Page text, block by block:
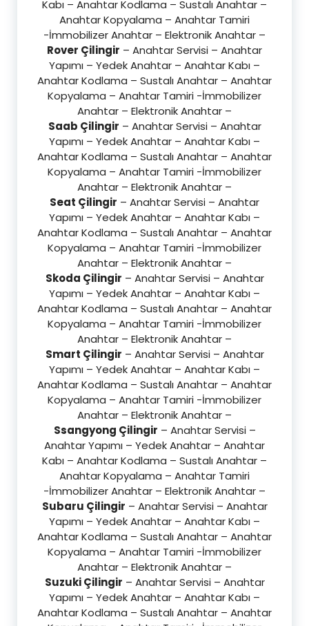
Kabı – Anahtar Kodlama – Sustalı Anahtar –
Anahtar Kopyalama – Anahtar Tamiri
-İmmobilizer Anahtar – Elektronik Anahtar –
Rover Çilingir – Anahtar Servisi – Anahtar
Yapımı – Yedek Anahtar – Anahtar Kabı –
Anahtar Kodlama – Sustalı Anahtar – Anahtar
Kopyalama – Anahtar Tamiri -İmmobilizer
Anahtar – Elektronik Anahtar –
Saab Çilingir – Anahtar Servisi – Anahtar
Yapımı – Yedek Anahtar – Anahtar Kabı –
Anahtar Kodlama – Sustalı Anahtar – Anahtar
Kopyalama – Anahtar Tamiri -İmmobilizer
Anahtar – Elektronik Anahtar –
Seat Çilingir – Anahtar Servisi – Anahtar
Yapımı – Yedek Anahtar – Anahtar Kabı –
Anahtar Kodlama – Sustalı Anahtar – Anahtar
Kopyalama – Anahtar Tamiri -İmmobilizer
Anahtar – Elektronik Anahtar –
Skoda Çilingir – Anahtar Servisi – Anahtar
Yapımı – Yedek Anahtar – Anahtar Kabı –
Anahtar Kodlama – Sustalı Anahtar – Anahtar
Kopyalama – Anahtar Tamiri -İmmobilizer
Anahtar – Elektronik Anahtar –
Smart Çilingir – Anahtar Servisi – Anahtar
Yapımı – Yedek Anahtar – Anahtar Kabı –
Anahtar Kodlama – Sustalı Anahtar – Anahtar
Kopyalama – Anahtar Tamiri -İmmobilizer
Anahtar – Elektronik Anahtar –
Ssangyong Çilingir – Anahtar Servisi –
Anahtar Yapımı – Yedek Anahtar – Anahtar
Kabı – Anahtar Kodlama – Sustalı Anahtar –
Anahtar Kopyalama – Anahtar Tamiri
-İmmobilizer Anahtar – Elektronik Anahtar –
Subaru Çilingir – Anahtar Servisi – Anahtar
Yapımı – Yedek Anahtar – Anahtar Kabı –
Anahtar Kodlama – Sustalı Anahtar – Anahtar
Kopyalama – Anahtar Tamiri -İmmobilizer
Anahtar – Elektronik Anahtar –
Suzuki Çilingir – Anahtar Servisi – Anahtar
Yapımı – Yedek Anahtar – Anahtar Kabı –
Anahtar Kodlama – Sustalı Anahtar – Anahtar